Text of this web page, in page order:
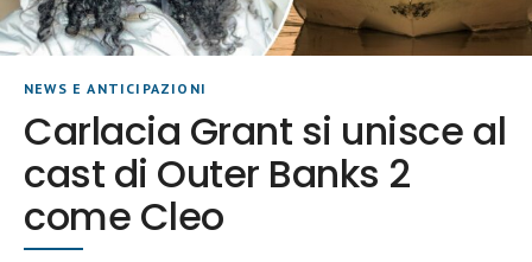
NEWS E ANTICIPAZIONI
Carlacia Grant si unisce al
cast di Outer Banks 2
come Cleo